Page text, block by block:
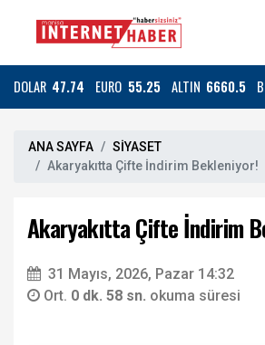
DOLAR 47.74 EURO 55.25 ALTIN 6660.5
ANA SAYFA
SİYASET
Akaryakıtta Çifte İndirim Bekleniyor!
Akaryakıtta Çifte İndirim
31 Mayıs, 2026, Pazar 14:32
Ort. 0 dk. 58 sn. okuma süresi